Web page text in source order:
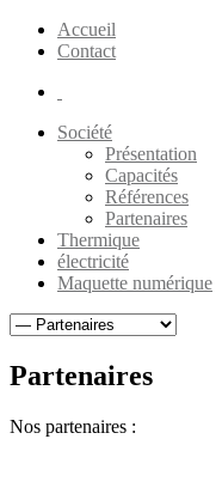
Accueil
Contact
Société
Présentation
Capacités
Références
Partenaires
Thermique
électricité
Maquette numérique
Partenaires
Nos partenaires :